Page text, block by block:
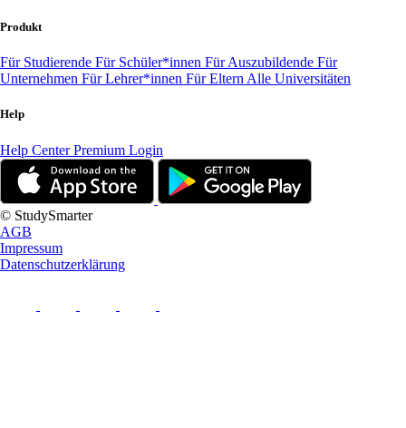
Produkt
Für Studierende Für Schüler*innen Für Auszubildende Für
Unternehmen Für Lehrer*innen Für Eltern Alle Universitäten
Help
Help CenterPremium Login
© StudySmarter
AGB
Impressum
Datenschutzerklärung